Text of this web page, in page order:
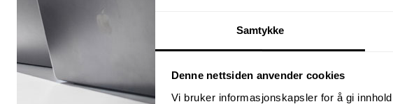
Samtykke
Denne nettsiden anvender cookies
Vi bruker informasjonskapsler for å gi